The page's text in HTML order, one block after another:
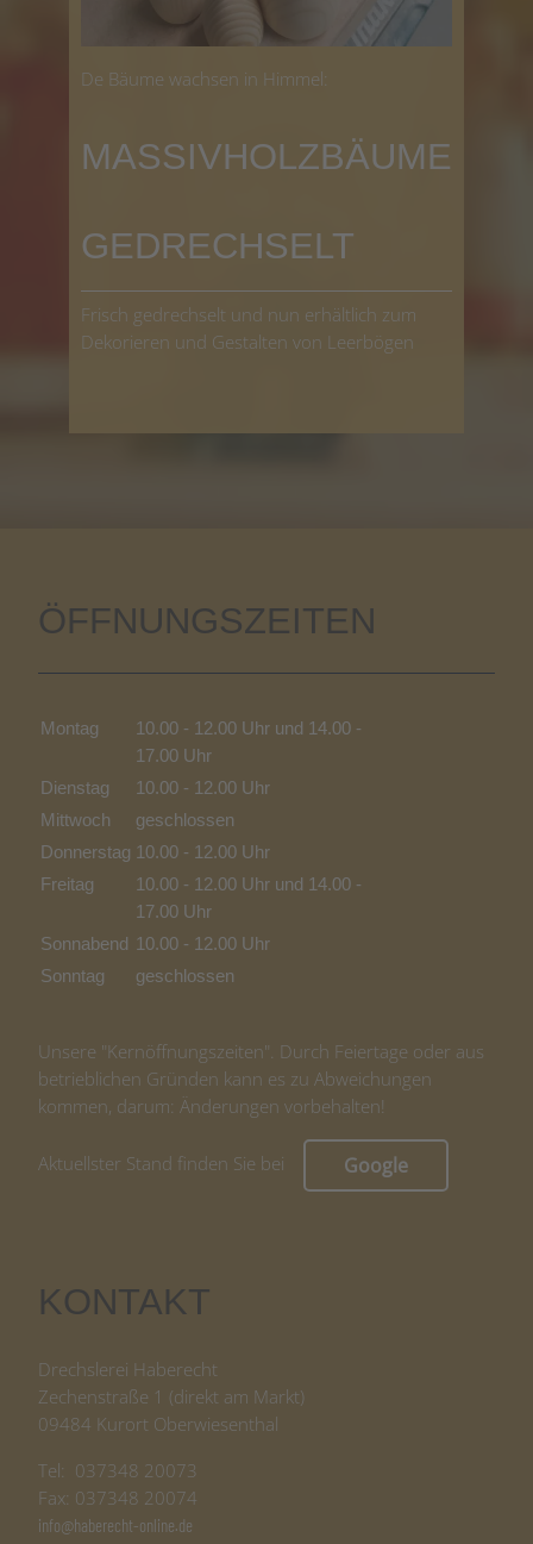
De Bäume wachsen in Himmel:
MASSIVHOLZBÄUME
GEDRECHSELT
Frisch gedrechselt und nun erhältlich zum
Dekorieren und Gestalten von Leerbögen
ÖFFNUNGSZEITEN
Montag
10.00 - 12.00 Uhr und 14.00 -
17.00 Uhr
Dienstag
10.00 - 12.00 Uhr
Mittwoch
geschlossen
Donnerstag 10.00 - 12.00 Uhr
Freitag
10.00 - 12.00 Uhr und 14.00 -
17.00 Uhr
Sonnabend 10.00 - 12.00 Uhr
Sonntag
geschlossen
Unsere "Kernöffnungszeiten". Durch Feiertage oder aus
betrieblichen Gründen kann es zu Abweichungen
kommen, darum: Änderungen vorbehalten!
Aktuellster Stand finden Sie bei Google
KONTAKT
Drechslerei Haberecht
Zechenstraße 1 (direkt am Markt)
09484 Kurort Oberwiesenthal
Tel: 037348 20073
Fax: 037348 20074
info@haberecht-online.de